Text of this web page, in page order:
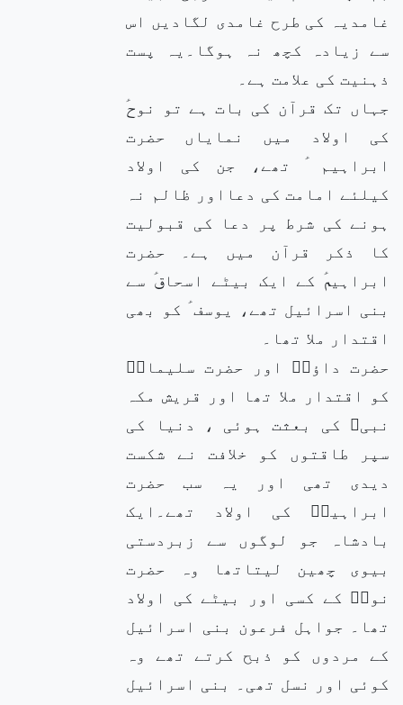
غامدیہ کی طرح غامدی لگادیں اس
سے زیادہ کچھ نہ ہوگا۔یہ پست
ذہنیت کی علامت ہے۔
جہاں تک قرآن کی بات ہے تو نوحؑ
کی اولاد میں نمایاں حضرت
ابراہیم ؑ تھے، جن کی اولاد
کیلئے امامت کی دعااور ظالم نہ
ہونے کی شرط پر دعا کی قبولیت
کا ذکر قرآن میں ہے۔ حضرت
ابراہیمؑ کے ایک بیٹے اسحاقؑ سے
بنی اسرائیل تھے، یوسف ؑ کو بھی
اقتدار ملا تھا۔
حضرت داؤدؑ اور حضرت سلیمانؑ
کو اقتدار ملا تھا اور قریش مکہ
نبیﷺ کی بعثت ہوئی ، دنیا کی
سپر طاقتوں کو خلافت نے شکست
دیدی تھی اور یہ سب حضرت
ابراہیمؑ کی اولاد تھے۔ایک
بادشاہ جو لوگوں سے زبردستی
بیوی چھین لیتاتھا وہ حضرت
نوحؑ کے کسی اور بیٹے کی اولاد
تھا۔ جواہل فرعون بنی اسرائیل
کے مردوں کو ذبح کرتے تھے وہ
کوئی اور نسل تھی۔ بنی اسرائیل